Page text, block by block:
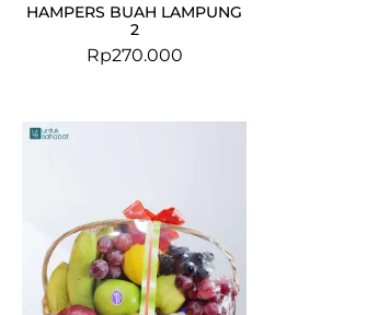
HAMPERS BUAH LAMPUNG
2
Rp270.000